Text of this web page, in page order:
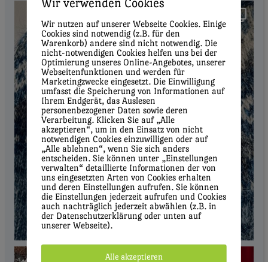
Wir nutzen auf unserer Webseite Cookies. Einige
Cookies sind notwendig (z.B. für den
Warenkorb) andere sind nicht notwendig. Die
nicht-notwendigen Cookies helfen uns bei der
Optimierung unseres Online-Angebotes, unserer
Webseitenfunktionen und werden für
Marketingzwecke eingesetzt. Die Einwilligung
umfasst die Speicherung von Informationen auf
Ihrem Endgerät, das Auslesen
personenbezogener Daten sowie deren
Verarbeitung. Klicken Sie auf „Alle
akzeptieren“, um in den Einsatz von nicht
notwendigen Cookies einzuwilligen oder auf
„Alle ablehnen“, wenn Sie sich anders
entscheiden. Sie können unter „Einstellungen
verwalten“ detaillierte Informationen der von
uns eingesetzten Arten von Cookies erhalten
und deren Einstellungen aufrufen. Sie können
die Einstellungen jederzeit aufrufen und Cookies
auch nachträglich jederzeit abwählen (z.B. in
der Datenschutzerklärung oder unten auf
unserer Webseite).
Alle akzeptieren